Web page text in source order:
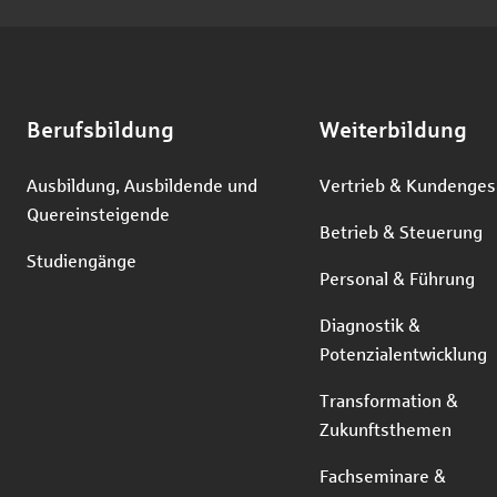
Berufsbildung
Ausbildung, Ausbildende und
Quereinsteigende
Studiengänge
Weiterbildung
Vertrieb &
Betrieb & Steuerung
Personal & Führung
Diagnostik &
Potenzialentwicklung
Transformation &
Zukunftsthemen
Fachseminare &